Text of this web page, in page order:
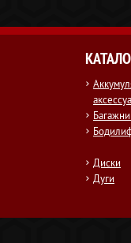
Диски
Дуги